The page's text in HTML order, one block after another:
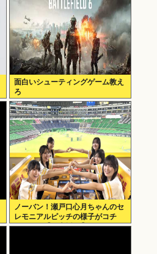
面白いシューティングゲーム教え
ろ
ノーバン！瀬戸口心月ちゃんのセ
レモニアルピッチの様子がコチ
ラ！！！【乃木坂46】